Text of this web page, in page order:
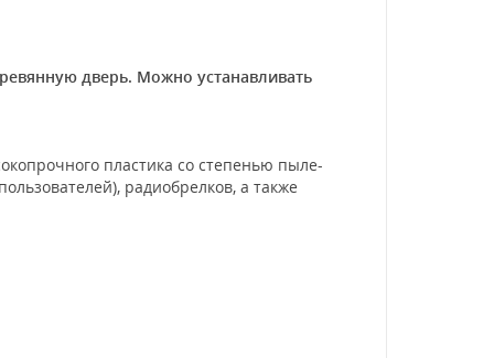
дверь. Можно устанавливать
пластика со степенью пыле-
радиобрелков, а также